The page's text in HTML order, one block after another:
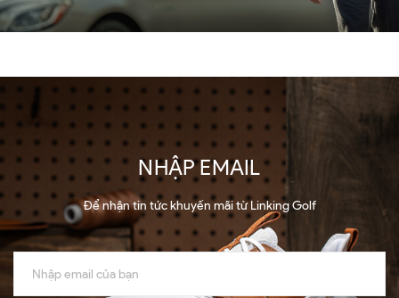
NHẬP EMAIL
Để nhận tin tức khuyến mãi từ Linking Golf